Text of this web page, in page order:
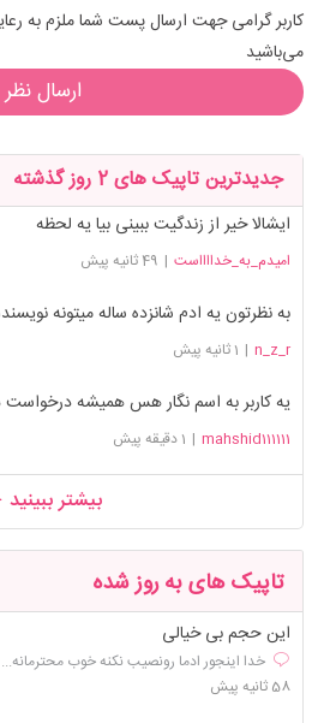
کاربر گرامی جهت ارسال پست شما ملزم به
می‌باشید
ارسال نظر
جدیدترین تاپیک های 2 روز گذشته
ایشالا خیر از زندگیت ببینی بیا یه لحظه
امیدم_به_خدااااست | 49 ثانیه پیش
به نظرتون یه ادم شانزده ساله میتونه
n_z_r
| 1 ثانیه پیش
یه کاربر به اسم نگار هس همیشه
mahshid111111
| 1 دقیقه پیش
بیشتر ببینید
تاپیک های به روز شده
این حجم بی خیالی
خدا اینجور ادما رونصیب نکنه خوب محترمانه...
58 ثانیه پیش